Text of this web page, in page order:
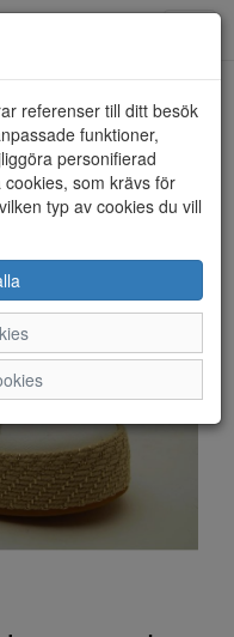
referenser till ditt besök
funktioner,
personifierad
som krävs för
typ av cookies du vill